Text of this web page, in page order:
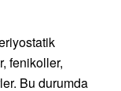
fenikoller,
Bu durumda